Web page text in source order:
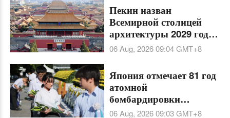
Пекин назван
Всемирной столицей
архитектуры 2029 года
по решению ЮНЕСКО
и Международного
союза архитекторов
06 Aug, 2026 09:04GMT+8
Япония отмечает 81 год
атомной
бомбардировки
американскими
06 Aug, 2026 09:03GMT+8